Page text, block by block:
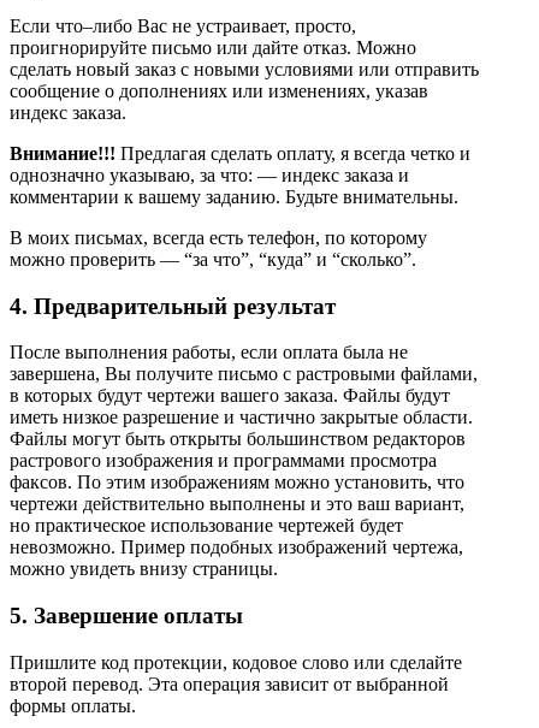
Если что–либо Вас не устраивает, просто,
проигнорируйте письмо или дайте отказ. Можно
сделать новый заказ с новыми условиями или отправить
сообщение о дополнениях или изменениях, указав
индекс заказа.
Внимание!!! Предлагая сделать оплату, я всегда четко и
однозначно указываю, за что: — индекс заказа и
комментарии к вашему заданию. Будьте внимательны.
В моих письмах, всегда есть телефон, по которому
можно проверить — “за что”, “куда” и “сколько”.
4. Предварительный результат
После выполнения работы, если оплата была не
завершена, Вы получите письмо с растровыми файлами,
в которых будут чертежи вашего заказа. Файлы будут
иметь низкое разрешение и частично закрытые области.
Файлы могут быть открыты большинством редакторов
растрового изображения и программами просмотра
факсов. По этим изображениям можно установить, что
чертежи действительно выполнены и это ваш вариант,
но практическое использование чертежей будет
невозможно. Пример подобных изображений чертежа,
можно увидеть внизу страницы.
5. Завершение оплаты
Пришлите код протекции, кодовое слово или сделайте
второй перевод. Эта операция зависит от выбранной
формы оплаты.